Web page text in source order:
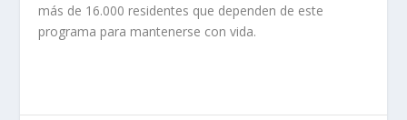
más de 16.000 residentes que dependen de este
programa para mantenerse con vida.